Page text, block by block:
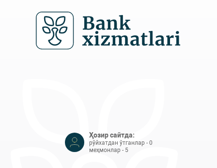
рўйхатдан ўтганлар - 0
меҳмонлар - 5